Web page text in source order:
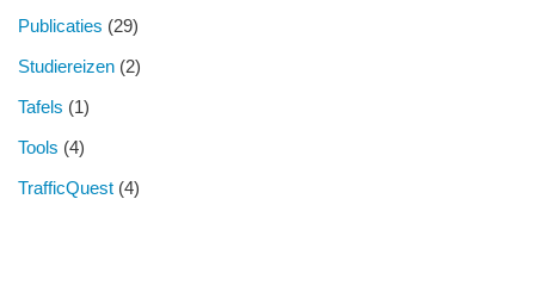
Publicaties (29)
Studiereizen (2)
Tafels (1)
Tools (4)
TrafficQuest (4)